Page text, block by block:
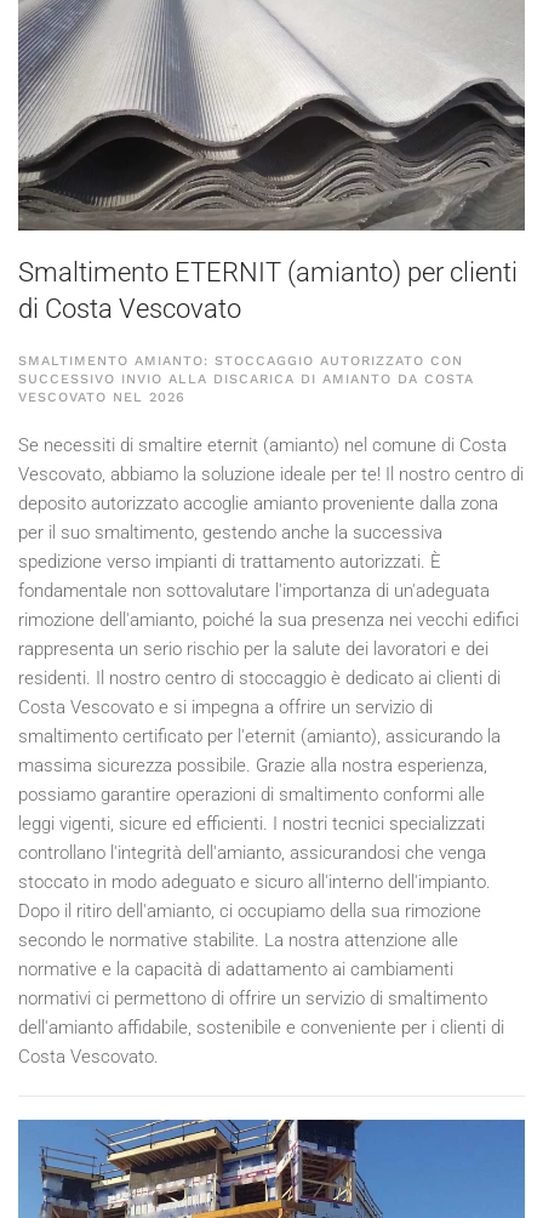
Smaltimento ETERNIT (amianto) per clienti
di Costa Vescovato
SMALTIMENTO AMIANTO: STOCCAGGIO AUTORIZZATO CON
SUCCESSIVO INVIO ALLA DISCARICA DI AMIANTO DA COSTA
VESCOVATO NEL 2026
Se necessiti di smaltire eternit (amianto) nel comune di Costa
Vescovato, abbiamo la soluzione ideale per te! Il nostro centro di
deposito autorizzato accoglie amianto proveniente dalla zona
per il suo smaltimento, gestendo anche la successiva
spedizione verso impianti di trattamento autorizzati. È
fondamentale non sottovalutare l'importanza di un'adeguata
rimozione dell'amianto, poiché la sua presenza nei vecchi edifici
rappresenta un serio rischio per la salute dei lavoratori e dei
residenti. Il nostro centro di stoccaggio è dedicato ai clienti di
Costa Vescovato e si impegna a offrire un servizio di
smaltimento certificato per l'eternit (amianto), assicurando la
massima sicurezza possibile. Grazie alla nostra esperienza,
possiamo garantire operazioni di smaltimento conformi alle
leggi vigenti, sicure ed efficienti. I nostri tecnici specializzati
controllano l'integrità dell'amianto, assicurandosi che venga
stoccato in modo adeguato e sicuro all'interno dell'impianto.
Dopo il ritiro dell'amianto, ci occupiamo della sua rimozione
secondo le normative stabilite. La nostra attenzione alle
normative e la capacità di adattamento ai cambiamenti
normativi ci permettono di offrire un servizio di smaltimento
dell'amianto affidabile, sostenibile e conveniente per i clienti di
Costa Vescovato.